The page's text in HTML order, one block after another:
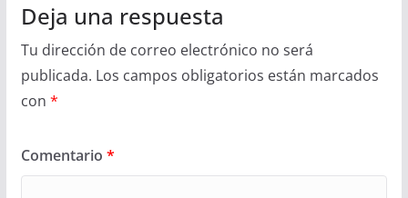
Deja una respuesta
Tu dirección de correo electrónico no será
publicada. Los campos obligatorios están marcados
con *
Comentario *